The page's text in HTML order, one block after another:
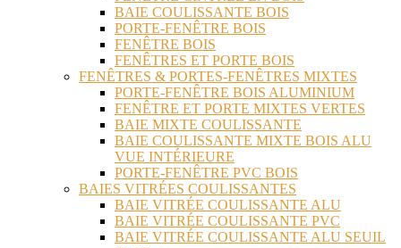
BAIE COULISSANTE BOIS
PORTE-FENÊTRE BOIS
FENÊTRE BOIS
FENÊTRES ET PORTE BOIS
FENÊTRES & PORTES-FENÊTRES MIXTES
PORTE-FENÊTRE BOIS ALUMINIUM
FENÊTRE ET PORTE MIXTES VERTES
BAIE MIXTE COULISSANTE
BAIE COULISSANTE MIXTE BOIS ALU
VUE INTÉRIEURE
PORTE-FENÊTRE PVC BOIS
BAIES VITRÉES COULISSANTES
BAIE VITRÉE COULISSANTE ALU
BAIE VITRÉE COULISSANTE PVC
BAIE VITRÉE COULISSANTE ALU SEUIL